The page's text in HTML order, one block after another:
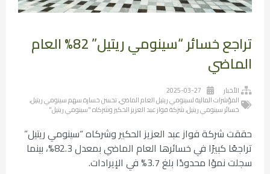
تراجع خسائر “سينومي ريتيل” 82% العام
الماضي
الأخبار
2025-03-27
المؤشرات المالية لسينومي ريتيل العام الماضي,تحسن خسارة سهم سينومي ريتيل,
خسائر سينومي ريتيل,شركة فواز عبد العزيز الحكير وشركاه "سينومي ريتيل"
حققت شركة فواز عبد العزيز الحكير وشركاه “سينومي ريتيل”
تراجعًا كبيرًا في خسائرها العام الماضي بمعدل 82.3%، بينما
سجلت نموًا محدودًا بلغ 3.7% في الإيرادات.